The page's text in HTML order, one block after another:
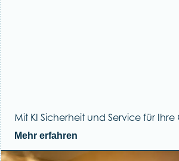
Mit KI Sicherheit und Service für
Mehr erfahren